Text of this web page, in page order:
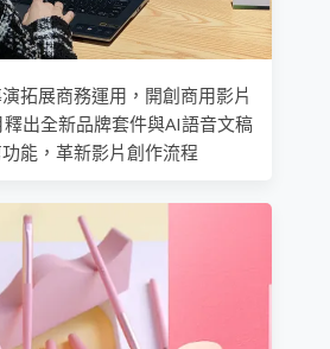
拓展商務運用，開創商用影片
出全新品牌套件與AI語音文稿
能，革新影片創作流程